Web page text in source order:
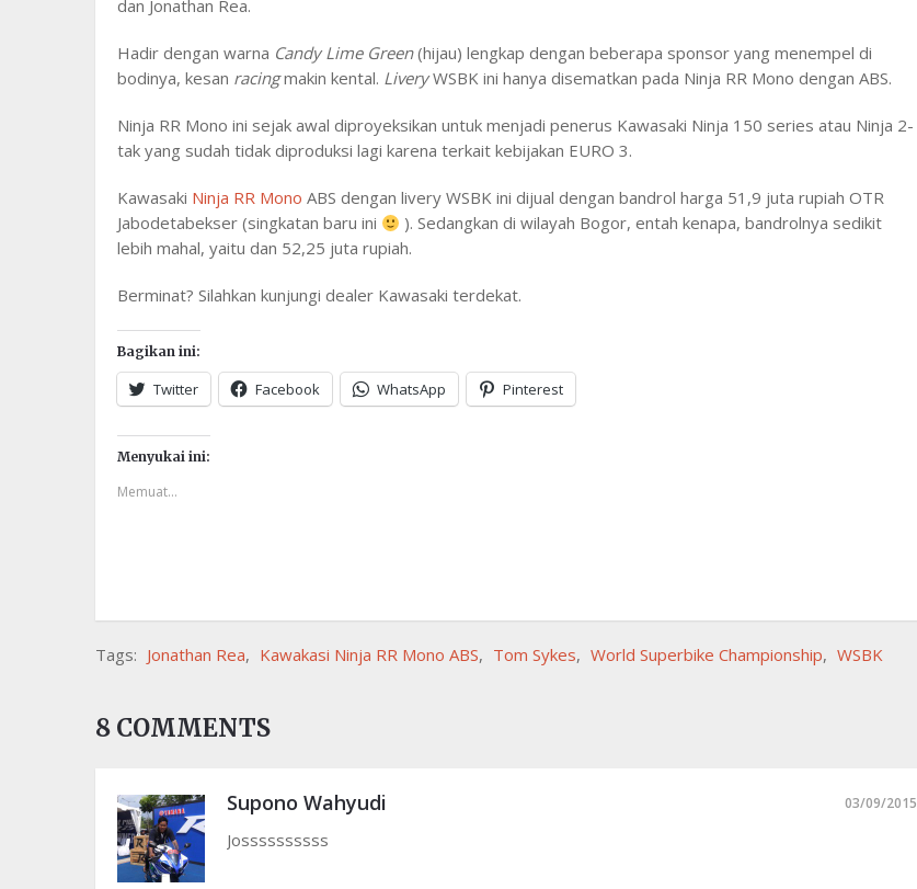
dan Jonathan Rea.
Hadir dengan warna Candy Lime Green(hijau) lengkap dengan beberapa sponsor yang menempel di
bodinya, kesan racingmakin kental. LiveryWSBK ini hanya disematkan pada Ninja RR Mono dengan ABS.
Ninja RR Mono ini sejak awal diproyeksikan untuk menjadi penerus Kawasaki Ninja 150 series atau Ninja 2-
tak yang sudah tidak diproduksi lagi karena terkait kebijakan EURO 3.
Kawasaki Ninja RR Mono ABS dengan livery WSBK ini dijual dengan bandrol harga 51,9 juta rupiah OTR
Jabodetabekser (singkatan baru ini
). Sedangkan di wilayah Bogor, entah kenapa, bandrolnya sedikit
lebih mahal, yaitu dan 52,25 juta rupiah.
Berminat? Silahkan kunjungi dealer Kawasaki terdekat.
Bagikan ini:
Twitter Facebook WhatsApp Pinterest
Menyukai ini:
Memuat...
Tags: Jonathan Rea, Kawakasi Ninja RR Mono ABS, Tom Sykes, World Superbike Championship, WSBK
8 COMMENTS
Supono Wahyudi 03/09/2015
Jossssssssss